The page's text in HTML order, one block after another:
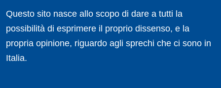
Questo sito nasce allo scopo di dare a tutti la
possibilità di esprimere il proprio dissenso, e la
propria opinione, riguardo agli sprechi che ci sono in
Italia.